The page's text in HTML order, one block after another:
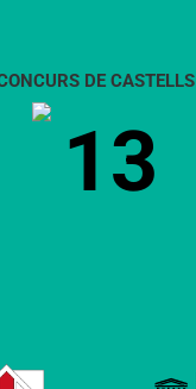
DE CASTELLS
13